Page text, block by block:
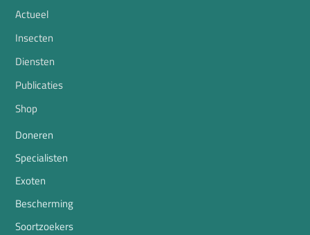
Actueel
Insecten
Diensten
Publicaties
Shop
Doneren
Specialisten
Exoten
Bescherming
Soortzoekers